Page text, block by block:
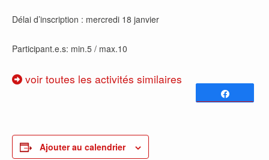
Délai d’inscription : mercredi 18 janvier
Participant.e.s: min.5 / max.10
voir toutes les activités similaires
Ajouter au calendrier